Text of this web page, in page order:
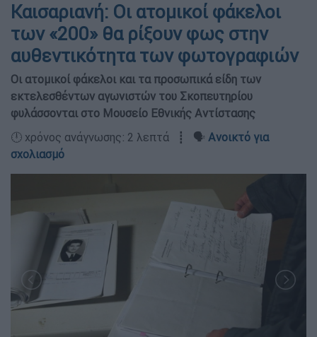
Καισαριανή: Οι ατομικοί φάκελοι
των «200» θα ρίξουν φως στην
αυθεντικότητα των φωτογραφιών
Οι ατομικοί φάκελοι και τα προσωπικά είδη των
εκτελεσθέντων αγωνιστών του Σκοπευτηρίου
φυλάσσονται στο Μουσείο Εθνικής Αντίστασης
🕛 χρόνος ανάγνωσης: 2 λεπτά ┋ 🗣️ Ανοικτό για
σχολιασμό